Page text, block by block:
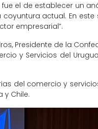
el de establecer un
actual. En
empresarial”.
Presidente de la
y Servicios del
del comercio y
y Chile.